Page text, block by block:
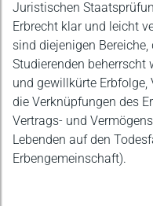
Juristischen
Erbrecht klar und leicht
sind diejenigen
Studierenden beherrscht
und gewillkürte
die Verknüpfungen des
Vertrags- und
Lebenden auf den
Erbengemeinschaft).